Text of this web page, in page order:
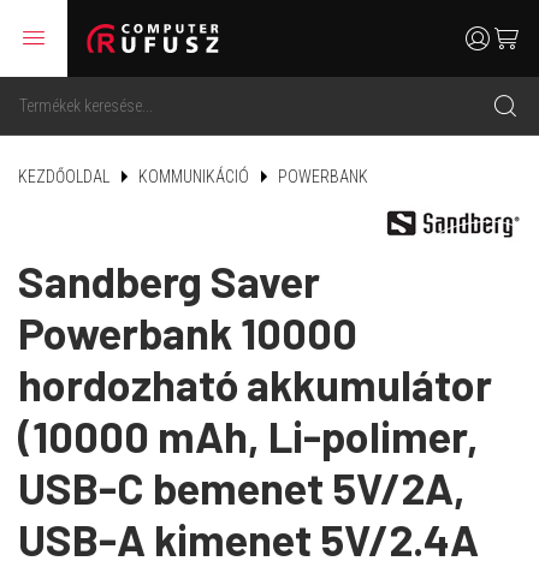
menu
search
usercart
KEZDŐOLDAL KOMMUNIKÁCIÓ POWERBANK
Sandberg Saver
Powerbank 10000
hordozható akkumulátor
(10000 mAh, Li-polimer,
USB-C bemenet 5V/2A,
USB-A kimenet 5V/2.4A